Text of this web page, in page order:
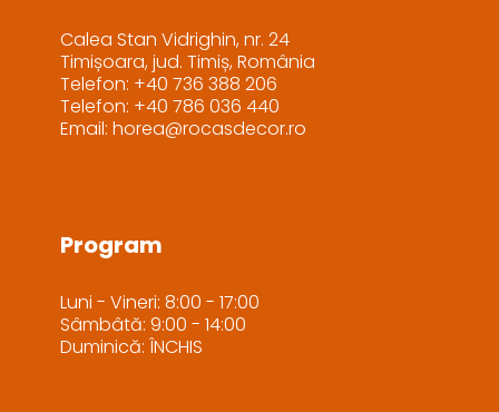
Calea Stan Vidrighin, nr. 24
Timișoara, jud. Timiș, România
Telefon: +40 736 388 206
Telefon: +40 786 036 440
Email: horea@rocasdecor.ro
Program
Luni - Vineri: 8:00 - 17:00
Sâmbâtă: 9:00 - 14:00
Duminică: ÎNCHIS